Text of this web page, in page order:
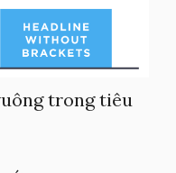
trong tiêu